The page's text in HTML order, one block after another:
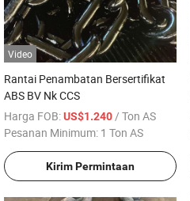
Video
Rantai Penambatan Bersertifikat
ABS BV Nk CCS
Harga FOB:US$1.240 / Ton AS
Pesanan Minimum: 1 Ton AS
Kirim Permintaan